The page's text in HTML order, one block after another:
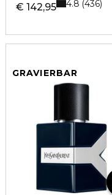
€ 142,95 4.8 436
GRAVIERBAR